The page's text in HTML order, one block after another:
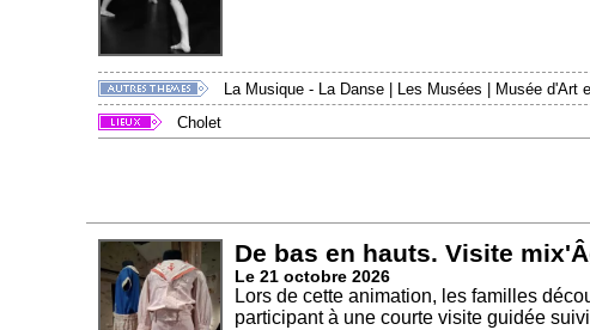
La Musique - La Danse Les Musées Musée d'Art
Cholet
De bas en hauts. Visite
Le 21 octobre 2026
Lors de cette animation, les familles
participant à une courte visite guidée